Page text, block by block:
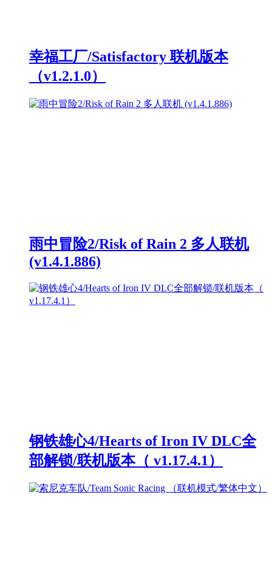
幸福工厂/Satisfactory 联机版本
（v1.2.1.0）
雨中冒险2/Risk of Rain 2 多人联机
(v1.4.1.886)
钢铁雄心4/Hearts of Iron IV DLC全
部解锁/联机版本（ v1.17.4.1）